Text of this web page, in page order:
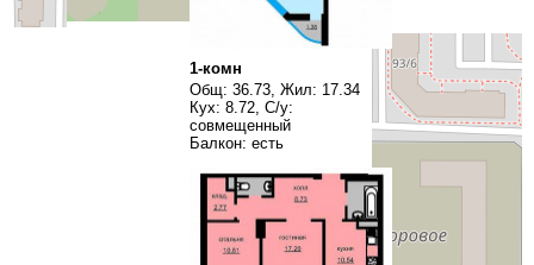
1-комн
Общ: 36.73, Жил: 17.34
Кух: 8.72, С/у:
совмещенный
Балкон: есть